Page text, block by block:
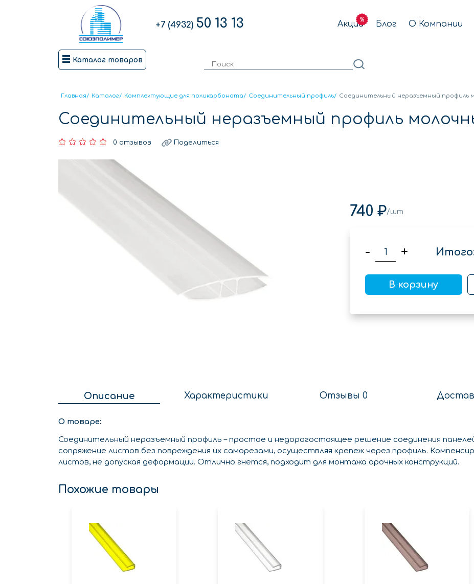
+7 (4932) 50 13 13 Акции Блог О Компании
Каталог товаров
Главная/ Каталог/ Комплектующие для поликарбоната/ Соединительный профиль/ Соединительный неразъемный профиль
Соединительный неразъемный профиль
0 отзывов Поделиться
740 ₽/шт
- +
В корзину
Описание Характеристики Отзывы 0
О товаре:
Соединительный неразъемный профиль – простое и недорогостоящее решение соединения
сопряжение листов без повреждения их саморезами, осуществляя крепеж через профиль.
листов, не допуская деформации. Отлично гнется, подходит для монтажа арочных конструкций.
Похожие товары